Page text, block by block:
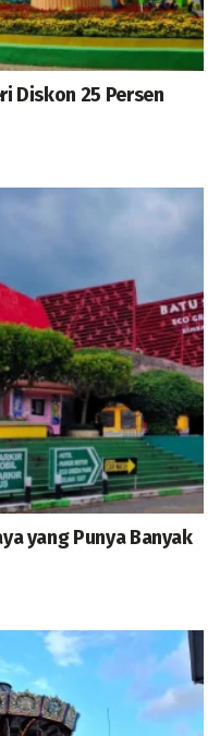
Diskon 25 Persen
yang Punya Banyak